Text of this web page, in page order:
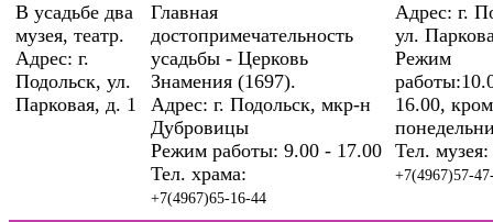
В усадьбе два
музея, театр.
Адрес: г.
Подольск, ул.
Парковая, д. 1
Главная
достопримечательность
усадьбы - Церковь
Знамения (1697).
Адрес: г. Подольск, мкр-н
Дубровицы
Режим работы: 9.00 - 17.00
Тел. храма:
+7(4967)65-16-44
Адрес: г.
ул.
Режим
16.00,
Тел. музея:
+7(4967)57-